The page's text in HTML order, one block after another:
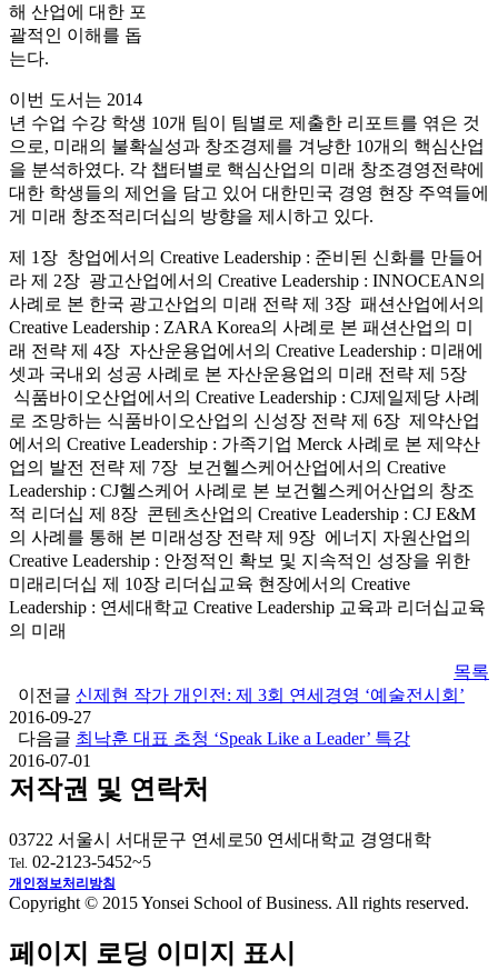
해 산업에 대한 포
괄적인 이해를 돕
는다.
이번 도서는 2014
년 수업 수강 학생 10개 팀이 팀별로 제출한 리포트를 엮은 것
으로, 미래의 불확실성과 창조경제를 겨냥한 10개의 핵심산업
을 분석하였다. 각 챕터별로 핵심산업의 미래 창조경영전략에
대한 학생들의 제언을 담고 있어 대한민국 경영 현장 주역들에
게 미래 창조적리더십의 방향을 제시하고 있다.
제 1장 창업에서의 Creative Leadership : 준비된 신화를 만들어
라 제 2장 광고산업에서의 Creative Leadership : INNOCEAN의
사례로 본 한국 광고산업의 미래 전략 제 3장 패션산업에서의
Creative Leadership : ZARA Korea의 사례로 본 패션산업의 미
래 전략 제 4장 자산운용업에서의 Creative Leadership : 미래에
셋과 국내외 성공 사례로 본 자산운용업의 미래 전략 제 5장
식품바이오산업에서의 Creative Leadership : CJ제일제당 사례
로 조망하는 식품바이오산업의 신성장 전략 제 6장 제약산업
에서의 Creative Leadership : 가족기업 Merck 사례로 본 제약산
업의 발전 전략 제 7장 보건헬스케어산업에서의 Creative
Leadership : CJ헬스케어 사례로 본 보건헬스케어산업의 창조
적 리더십 제 8장 콘텐츠산업의 Creative Leadership : CJ E&M
의 사례를 통해 본 미래성장 전략 제 9장 에너지 자원산업의
Creative Leadership : 안정적인 확보 및 지속적인 성장을 위한
미래리더십 제 10장 리더십교육 현장에서의 Creative
Leadership : 연세대학교 Creative Leadership 교육과 리더십교육
의 미래
목록
이전글 신제현 작가 개인전: 제 3회 연세경영 ‘예술전시회’
2016-09-27
다음글 최낙훈 대표 초청 ‘Speak Like a Leader’ 특강
2016-07-01
저작권 및 연락처
03722 서울시 서대문구 연세로50 연세대학교 경영대학
Tel. 02-2123-5452~5
개인정보처리방침
Copyright © 2015 Yonsei School of Business. All rights reserved.
페이지 로딩 이미지 표시